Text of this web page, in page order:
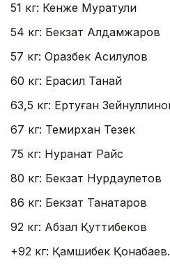
51 кг: Кенже Муратули
54 кг: Бекзат Алдамжаров
57 кг: Оразбек Асилқулов
60 кг: Ерасил Танқай
63,5 кг: Ертуған
67 кг: Темирхан Тезек
75 кг: Нурқанат Райс
80 кг: Бекзат Нурдаулетов
86 кг: Бекзат Танатаров
92 кг: Абзал Қуттибеков
+92 кг: Қамшибек Қонқабаев.